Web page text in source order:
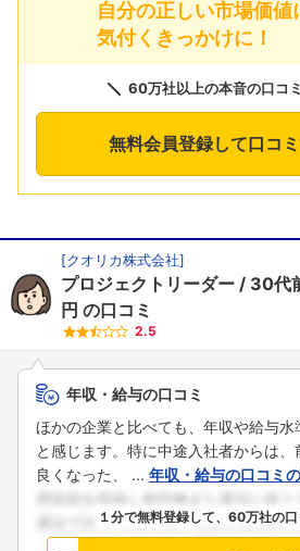
自分の正しい市場価値
気付くきっかけに！
60万社以上の本音の口コ
無料会員登録して口コ
[クオリカ株式会社]
プロジェクトリーダー 30代
円 の口コミ
2.5
年収・給与の口コミ
ほかの企業と比べても、年収や給与
と感じます。特に中途入社者からは
良くなった、 ... 年収・給与の口コミ
１分で無料登録して、60万社の